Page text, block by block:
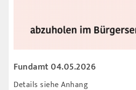
Fundamt 04.05.2026
Details siehe Anhang